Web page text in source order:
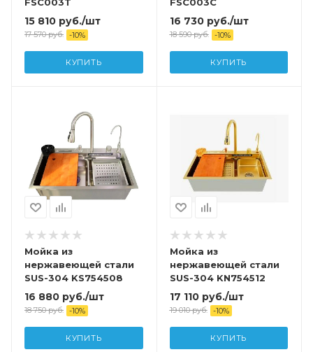
15 810 руб./шт
17 570руб. -10%
КУПИТЬ
16 730руб./шт
18 590руб. -10%
КУПИТЬ
Мойка из
нержавеющей стали
SUS-304 KS754508
16 880 руб./шт
18 750руб. -10%
КУПИТЬ
Мойка из
нержавеющей стали
SUS-304 KN754512
17 110руб./шт
19 010руб. -10%
КУПИТЬ